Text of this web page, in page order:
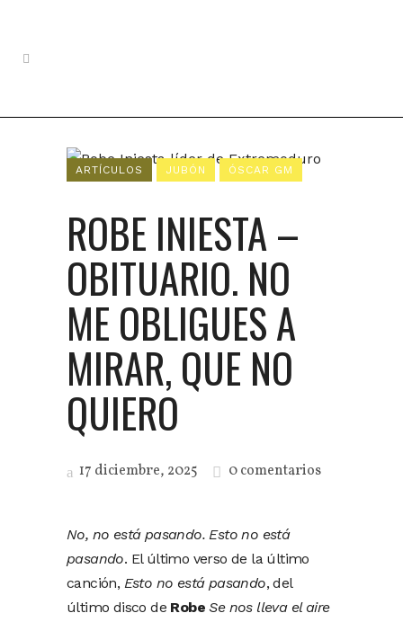
ARTÍCULOS JUBÓN ÓSCAR GM
ROBE INIESTA –
OBITUARIO. NO
ME OBLIGUES A
MIRAR, QUE NO
QUIERO
17 diciembre, 2025 0 comentarios
No, no está pasando. Esto no está
pasando. El último verso de la último
canción, Esto no está pasando, del
último disco de Robe Se nos lleva el aire